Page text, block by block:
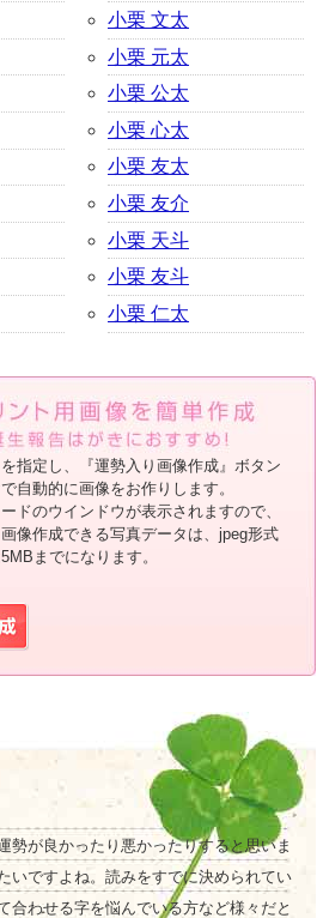
小栗 文太
小栗 元太
小栗 公太
小栗 心太
小栗 友太
小栗 友介
小栗 天斗
小栗 友斗
小栗 仁太
指定し、『運勢入り画像作成』ボタン
自動的に画像をお作りします。
ドのウインドウが表示されますので、
像作成できる写真データは、jpeg形式
までになります。
勢が良かったり悪かったりすると思いま
いですよね。読みをすでに決められてい
合わせる字を悩んでいる方など様々だと